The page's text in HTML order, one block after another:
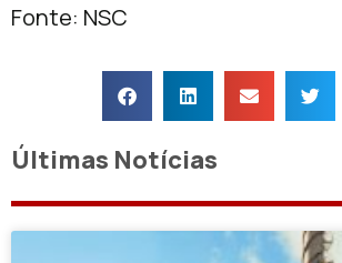
Fonte: NSC
Últimas Notícias